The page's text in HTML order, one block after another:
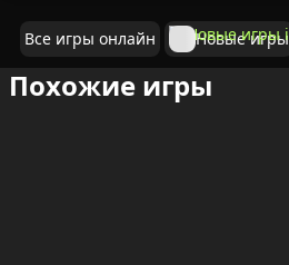
Все игры онлайн Новые игры
Похожие игры